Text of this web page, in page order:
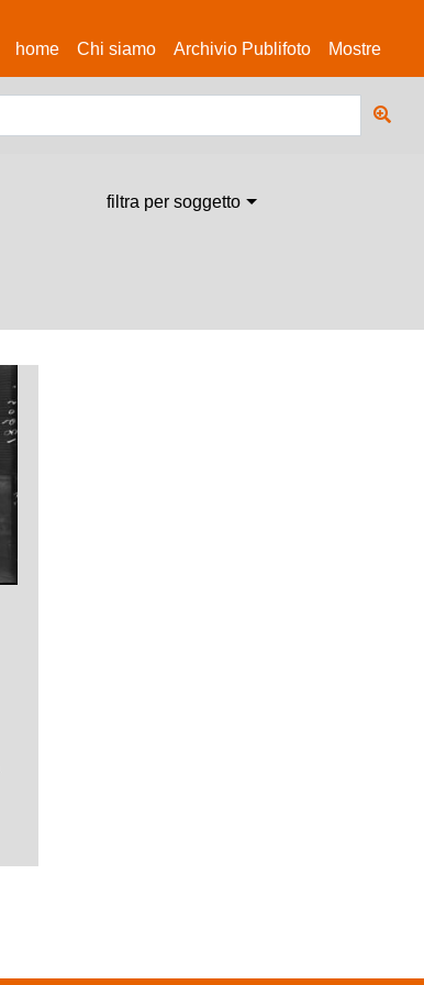
home(current)
Chi siamo Archivio Publifoto Mostre
filtra per soggetto